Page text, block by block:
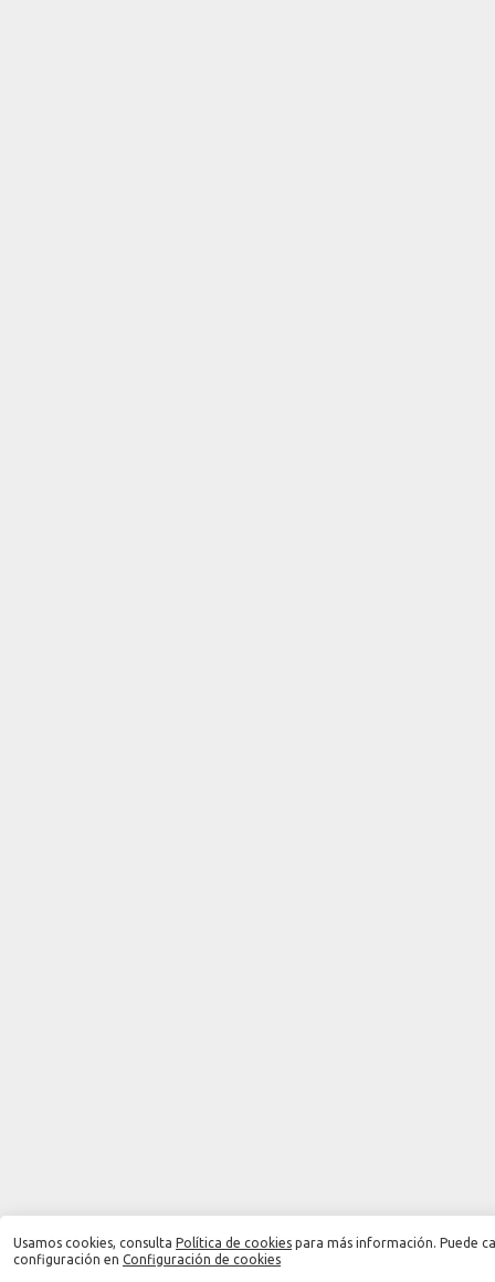
Usamos cookies, consulta Política de cookies para más información. Puede
configuración en Configuración de cookies